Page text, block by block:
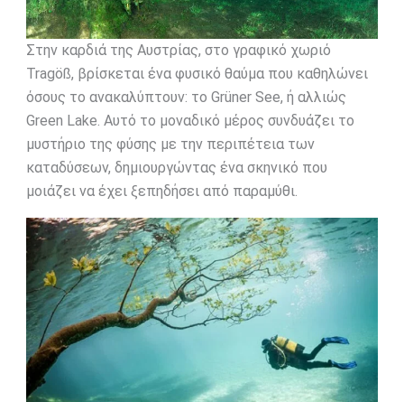
Στην καρδιά της Αυστρίας, στο γραφικό χωριό
Tragöß, βρίσκεται ένα φυσικό θαύμα που καθηλώνει
όσους το ανακαλύπτουν: το Grüner See, ή αλλιώς
Green Lake. Αυτό το μοναδικό μέρος συνδυάζει το
μυστήριο της φύσης με την περιπέτεια των
καταδύσεων, δημιουργώντας ένα σκηνικό που
μοιάζει να έχει ξεπηδήσει από παραμύθι.